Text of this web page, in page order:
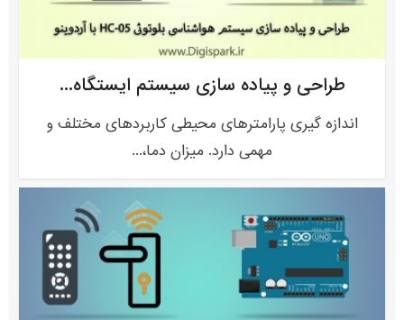
طراحی و پیاده سازی سیستم ایستگاه...
اندازه گیری پارامترهای محیطی کاربردهای مختلف و
مهمی دارد. میزان دما،...